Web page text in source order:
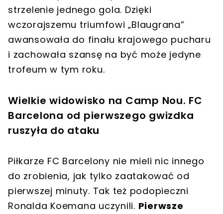
strzelenie jednego gola. Dzięki
wczorajszemu triumfowi „Blaugrana”
awansowała do finału krajowego pucharu
i zachowała szansę na być może jedyne
trofeum w tym roku.
Wielkie widowisko na Camp Nou. FC
Barcelona od pierwszego gwizdka
ruszyła do ataku
Piłkarze FC Barcelony nie mieli nic innego
do zrobienia, jak tylko zaatakować od
pierwszej minuty. Tak też podopieczni
Ronalda Koemana uczynili. Pierwsze